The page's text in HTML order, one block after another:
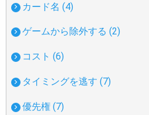
カード名 (4)
ゲームから除外する (2)
コスト (6)
タイミングを逃す (7)
優先権 (7)